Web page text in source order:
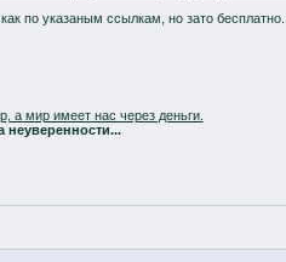
по указаным ссылкам, но зато бесплатно...
а мир имеет нас через деньги.